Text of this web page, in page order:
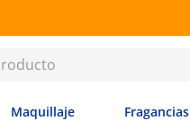
Maquillaje Fragancias